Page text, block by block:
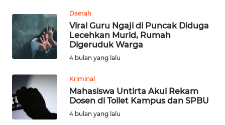
Daerah
Viral Guru Ngaji di Puncak Diduga
Lecehkan Murid, Rumah
Digeruduk Warga
4 bulan yang lalu
Kriminal
Mahasiswa Untirta Akui Rekam
Dosen di Toilet Kampus dan SPBU
4 bulan yang lalu
INFO
IKLAN
TENTANG
PEDOMAN
MEDIA
SIBER